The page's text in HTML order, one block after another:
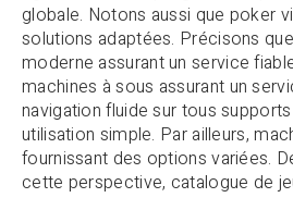
globale. Notons aussi que poker
solutions adaptées. Précisons
moderne assurant un service
machines à sous assurant un
navigation fluide sur tous
utilisation simple. Par ailleurs,
fournissant des options variées.
cette perspective, catalogue de